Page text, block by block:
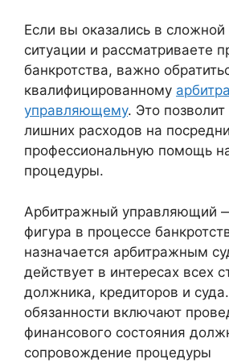
Если вы оказались в
ситуации и рассматриваете
банкротства, важно
квалифицированному
управляющему. Это
лишних расходов на
профессиональную помощь
процедуры.
Арбитражный управляющий
фигура в процессе
назначается арбитражным
действует в интересах всех
должника, кредиторов и
обязанности включают
финансового состояния
сопровождение процедуры